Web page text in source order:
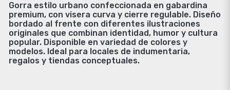
Gorra estilo urbano confeccionada en gabardina
premium, con visera curva y cierre regulable. Diseño
bordado al frente con diferentes ilustraciones
originales que combinan identidad, humor y cultura
popular. Disponible en variedad de colores y
modelos. Ideal para locales de indumentaria,
regalos y tiendas conceptuales.